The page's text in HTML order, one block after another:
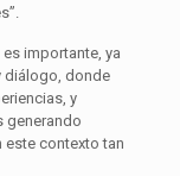
importante, ya
diálogo, donde
y
generando
contexto tan